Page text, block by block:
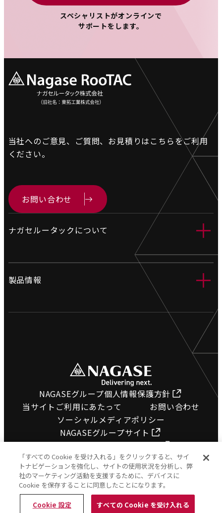
スペシャリストがオンラインで
サポートをします。
ナガセルータックについて ＋
会社情報
営業拠点
サイトマップ
製品情報 ＋
工業用ホース
ホース検索
図面ダウンロード
カタログコーナー
動画で知る
FAQ
当社へのご意見、ご質問、お見積りはこちらをご利用
ください。
お問い合わせ
NAGASEグループ個人情報保護方針
当サイトご利用にあたって
お問い合わせ
ソーシャルメディアポリシー
NAGASEグループサイト
長瀬産業コーポレートサイト
©Nagase RooTac Industries, INC. All Rights Reserved.
「すべての Cookie を受け入れる」をクリックすると、サイ
トナビゲーションを強化し、サイトの使用状況を分析し、弊
社のマーケティング活動を支援するために、デバイスに
Cookie を保存することに同意したことになります。
Cookie 設定 すべての Cookie を受け入れる